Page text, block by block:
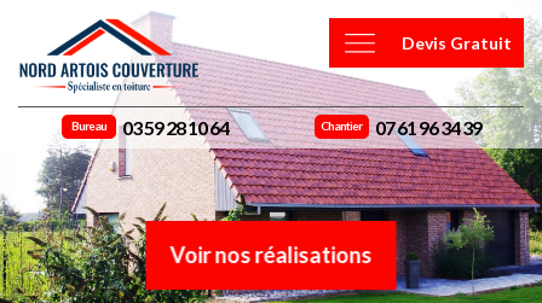
Devis Gratuit
Bureau 03 59 28 10 64 Chantier 07 61 96 34 39
Voir nos réalisations